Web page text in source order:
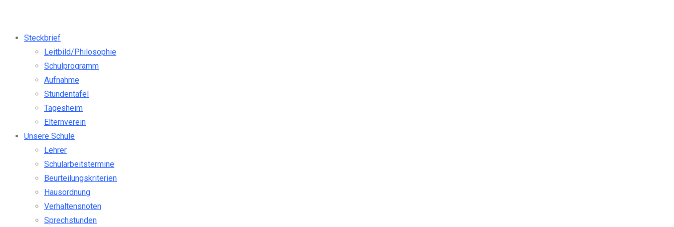
Steckbrief
Leitbild/Philosophie
Schulprogramm
Aufnahme
Stundentafel
Tagesheim
Elternverein
Unsere Schule
Lehrer
Schularbeitstermine
Beurteilungskriterien
Hausordnung
Verhaltensnoten
Sprechstunden